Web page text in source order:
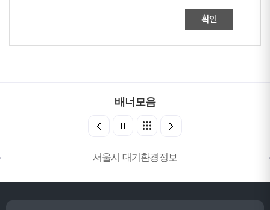
확인
배너모음
서울시 대기환경정보